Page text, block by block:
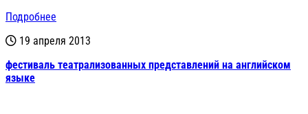
Подробнее
19 апреля 2013
фестиваль театрализованных представлений на английском
языке